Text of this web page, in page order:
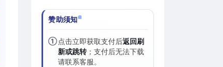
赞助须知
①点击立即获取支付后返回刷
新或跳转；支付后无法下载
请联系客服。